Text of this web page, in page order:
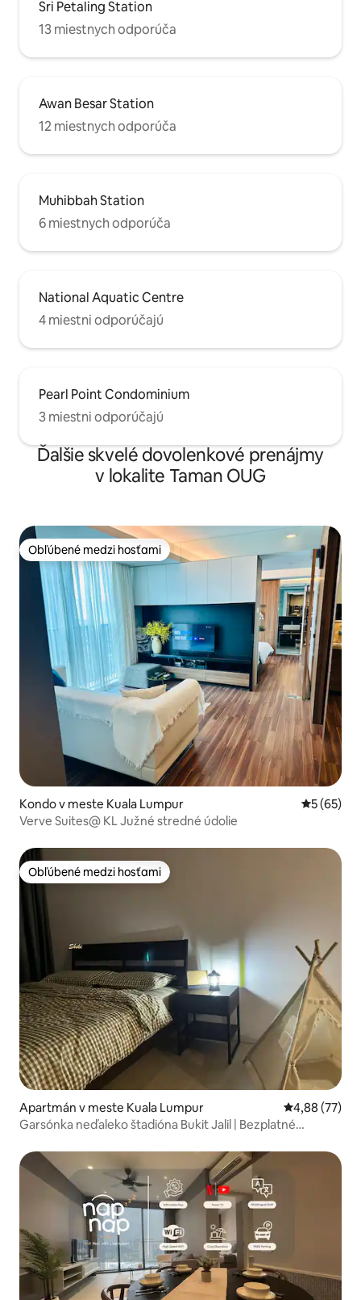
Sri Petaling Station
13 miestnych odporúča
Awan Besar Station
12 miestnych odporúča
Muhibbah Station
6 miestnych odporúča
National Aquatic Centre
4 miestni odporúčajú
Pearl Point Condominium
3 miestni odporúčajú
Ďalšie skvelé dovolenkové prenájmy
v lokalite Taman OUG
Obľúbené medzi hosťami
Obľúbené medzi hosťami
Kondo v meste Kuala Lumpur
5 (65)
Verve Suites@ KL Južné stredné údolie
Obľúbené medzi hosťami
Obľúbené medzi hosťami
Apartmán v meste Kuala Lumpur Priemerné
4,88 (77)
Garsónka neďaleko štadióna Bukit Jalil | Bezplatné